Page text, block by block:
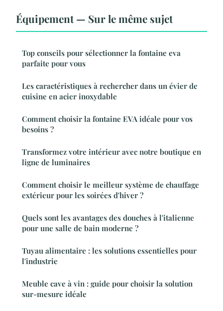
Équipement — Sur le même sujet
Top conseils pour sélectionner la fontaine eva
parfaite pour vous
Les caractéristiques à rechercher dans un évier de
cuisine en acier inoxydable
Comment choisir la fontaine EVA idéale pour vos
besoins ?
Transformez votre intérieur avec notre boutique en
ligne de luminaires
Comment choisir le meilleur système de chauffage
extérieur pour les soirées d'hiver ?
Quels sont les avantages des douches à l'italienne
pour une salle de bain moderne ?
Tuyau alimentaire : les solutions essentielles pour
l'industrie
Meuble cave à vin : guide pour choisir la solution
sur-mesure idéale